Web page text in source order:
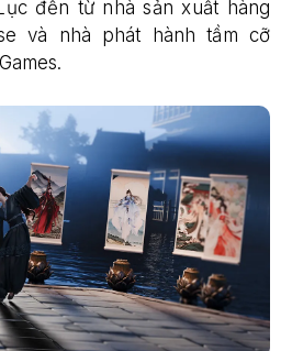
đến từ nhà sản xuất hàng
và nhà phát hành tầm cỡ